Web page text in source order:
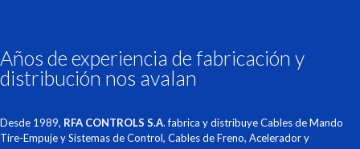
Años de experiencia de fabricación y
distribución nos avalan
Desde 1989, RFA CONTROLS S.A. fabrica y distribuye Cables de Mando
Tire-Empuje y Sistemas de Control, Cables de Freno, Acelerador y